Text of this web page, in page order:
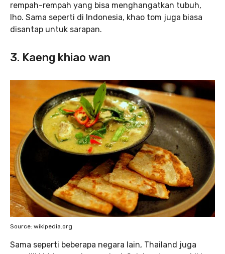
rempah-rempah yang bisa menghangatkan tubuh,
lho. Sama seperti di Indonesia, khao tom juga biasa
disantap untuk sarapan.
3. Kaeng khiao wan
Source: wikipedia.org
Sama seperti beberapa negara lain, Thailand juga